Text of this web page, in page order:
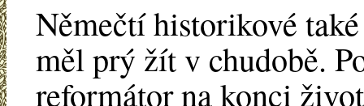
Němečtí historikové
měl prý žít v chudobě.
reformátor na konci